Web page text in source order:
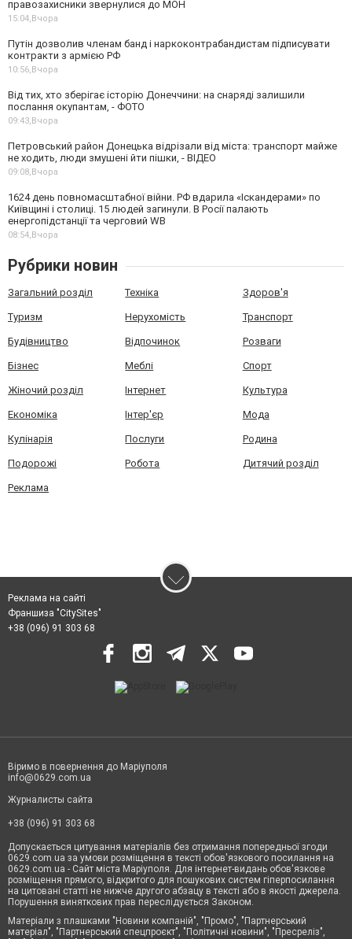
правозахисники звернулися до МОН
15:04,Вчора
Путін дозволив членам банд і наркоконтрабандистам підписувати
контракти з армією РФ
10:56,Вчора
Від тих, хто зберігає історію Донеччини: на снаряді залишили
послання окупантам, - ФОТО
09:43,Вчора
Петровський район Донецька відрізали від міста: транспорт майже
не ходить, люди змушені йти пішки, - ВІДЕО
09:08,Вчора
1624 день повномасштабної війни. РФ вдарила «Іскандерами» по
Київщині і столиці. 15 людей загинули. В Росії палають
енергопідстанції та черговий WB
08:54,Вчора
Рубрики новин
Загальний розділ Техніка Здоров'я
Туризм Нерухомість Транспорт
Будівництво Відпочинок Розваги
Бізнес Меблі Спорт
Жіночий розділ Інтернет Культура
Економіка Інтер'єр Мода
Кулінарія Послуги Родина
Подорожі Робота Дитячий розділ
Реклама
Реклама на сайті
Франшиза "CitySites"
+38 (096) 91 303 68
Віримо в повернення до Маріуполя
info@0629.com.ua
Журналисты сайта
+38 (096) 91 303 68
Допускається цитування матеріалів без отримання попередньої згоди
0629.com.ua за умови розміщення в тексті обов'язкового посилання на
0629.com.ua - Сайт міста Маріуполя. Для інтернет-видань обов'язкове
розміщення прямого, відкритого для пошукових систем гіперпосилання
на цитовані статті не нижче другого абзацу в тексті або в якості джерела.
Порушення виняткових прав переслідується Законом.
Матеріали з плашками "Новини компаній", "Промо", "Партнерський
матеріал", "Партнерський спецпроєкт", "Політичні новини", "Пресреліз",